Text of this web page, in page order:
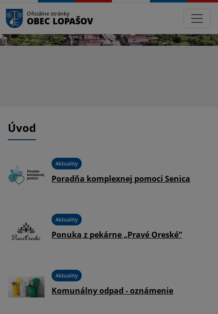
Oficiálne stránky
OBEC LOPAŠOV
Úvod
Aktuality
Poradňa komplexnej pomoci Senica
Aktuality
Ponuka z pekárne „Pravé Oreské“
Aktuality
Komunálny odpad - oznámenie